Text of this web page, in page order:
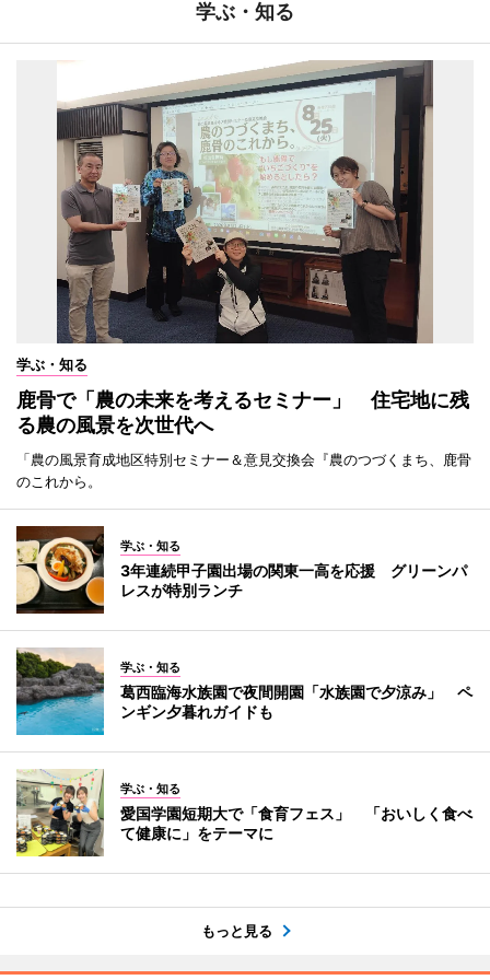
学ぶ・知る
学ぶ・知る
鹿骨で「農の未来を考えるセミナー」 住宅地に残
る農の風景を次世代へ
「農の風景育成地区特別セミナー＆意見交換会『農のつづくまち、鹿骨
のこれから。
学ぶ・知る
3年連続甲子園出場の関東一高を応援 グリーンパ
レスが特別ランチ
学ぶ・知る
葛西臨海水族園で夜間開園「水族園で夕涼み」 ペ
ンギン夕暮れガイドも
学ぶ・知る
愛国学園短期大で「食育フェス」 「おいしく食べ
て健康に」をテーマに
もっと見る